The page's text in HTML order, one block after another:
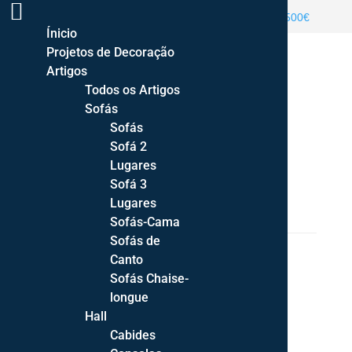
ENTREGA GRATUITA PORTUGAL CONTINENTAL >500€
DECORAÇÃO/
CONJUNTO JARRAS TORCIDAS
Ínicio
Projetos de Decoração
Artigos
Todos os Artigos
Sofás
Sofás
Sofá 2
Lugares
Sofá 3
Lugares
Sofás-Cama
Sofás de
Canto
Sofás Chaise-
longue
Hall
Cabides